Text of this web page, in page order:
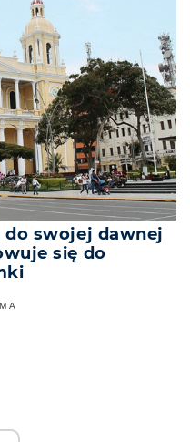
do swojej dawnej
się do